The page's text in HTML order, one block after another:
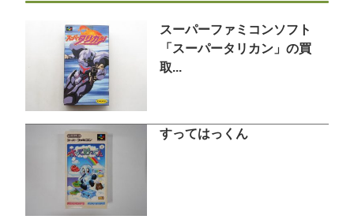
スーパーファミコンソフト
「スーパータリカン」の買
取...
すってはっくん